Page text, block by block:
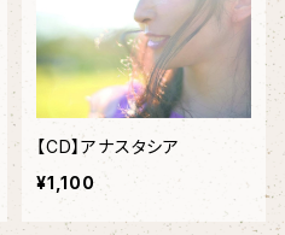
【CD】アナスタシア
¥1,100